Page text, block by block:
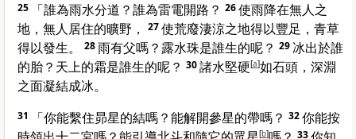
25 「誰為雨水分道？誰為雷電開路？ 26使雨降在無人之
地，無人居住的曠野，
27使荒廢淒涼之地得以豐足，青草
得以發生。
28雨有父嗎？露水珠是誰生的呢？ 29 冰出於誰
的胎？天上的霜是誰生的呢？ 30諸水堅硬[a]如石頭，深淵
之面凝結成冰。
31 「你能繫住昴星的結嗎？能解開參星的帶嗎？ 32你能按
[b] 33